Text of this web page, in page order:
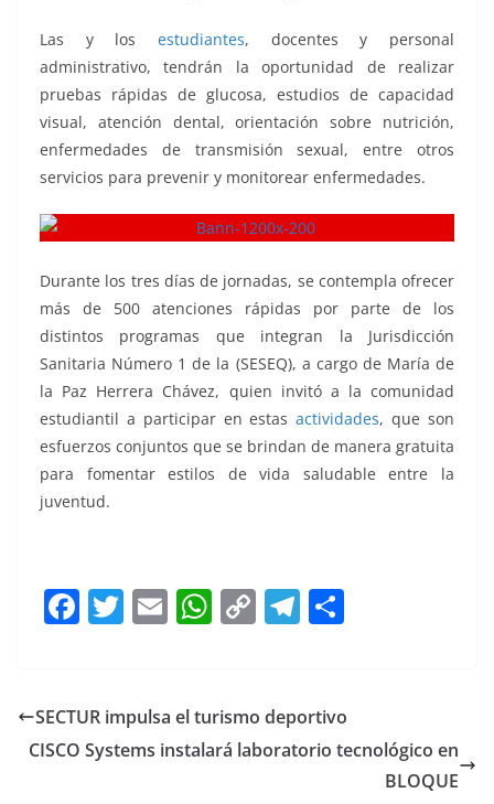
Las y los estudiantes, docentes y personal
administrativo, tendrán la oportunidad de realizar
pruebas rápidas de glucosa, estudios de capacidad
visual, atención dental, orientación sobre nutrición,
enfermedades de transmisión sexual, entre otros
servicios para prevenir y monitorear enfermedades.
Durante los tres días de jornadas, se contempla ofrecer
más de 500 atenciones rápidas por parte de los
distintos programas que integran la Jurisdicción
Sanitaria Número 1 de la (SESEQ), a cargo de María de
la Paz Herrera Chávez, quien invitó a la comunidad
estudiantil a participar en estasactividades, que son
esfuerzos conjuntos que se brindan de manera gratuita
para fomentar estilos de vida saludable entre la
juventud.
F
a
e
b
T
w
er
E
m
l
W
h
s
A
C
o
y
Li
T
el
gr
a
e
SECTUR impulsa el turismo deportivo
CISCO Systems instalará laboratorio tecnológico en
BLOQUE